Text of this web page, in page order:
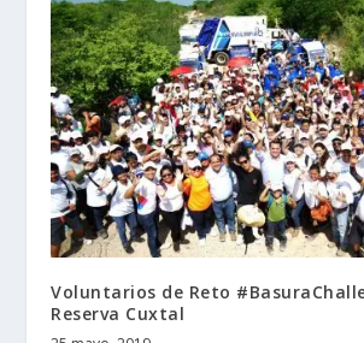
Voluntarios de Reto
Reserva Cuxtal